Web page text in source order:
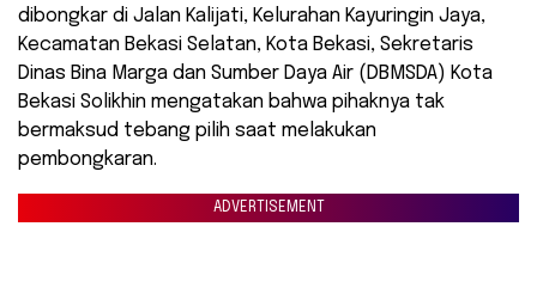
dibongkar di Jalan Kalijati, Kelurahan Kayuringin Jaya,
Kecamatan Bekasi Selatan, Kota Bekasi, Sekretaris
Dinas Bina Marga dan Sumber Daya Air (DBMSDA) Kota
Bekasi Solikhin mengatakan bahwa pihaknya tak
bermaksud tebang pilih saat melakukan
pembongkaran.
ADVERTISEMENT